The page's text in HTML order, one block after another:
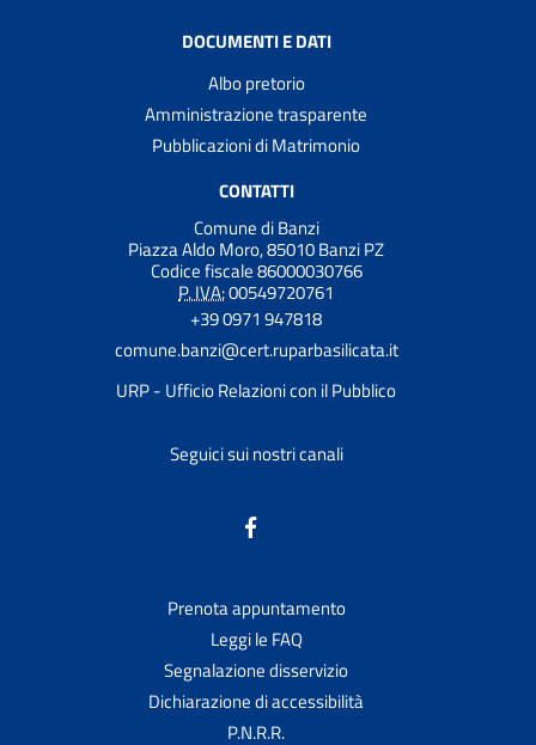
DOCUMENTI E DATI
Albo pretorio
Amministrazione trasparente
Pubblicazioni di Matrimonio
CONTATTI
Comune di Banzi
Piazza Aldo Moro, 85010 Banzi PZ
Codice fiscale 86000030766
P. IVA:00549720761
+39 0971 947818
comune.banzi@cert.ruparbasilicata.it
URP - Ufficio Relazioni con il Pubblico
Seguici sui nostri canali
Prenota appuntamento
Leggi le FAQ
Segnalazione disservizio
Dichiarazione di accessibilità
P.N.R.R.